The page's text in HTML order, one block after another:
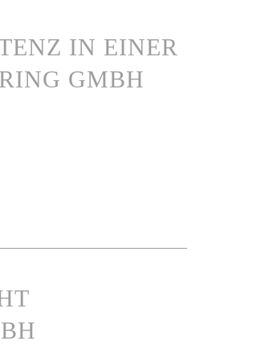
IN EINER
GMBH